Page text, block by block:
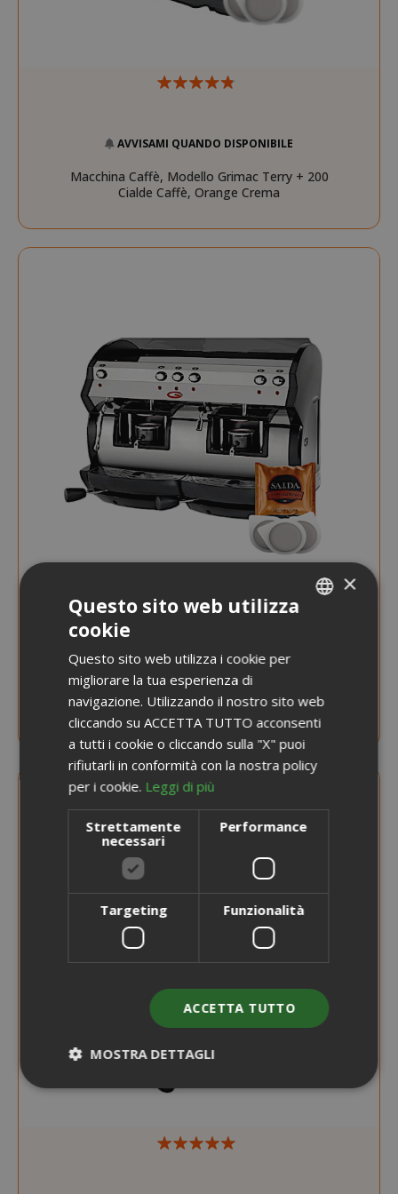
AVVISAMI QUANDO DISPONIBILE
Macchina Caffè, Modello Grimac Terry + 200
Cialde Caffè, Orange Crema
AVVISAMI QUANDO DISPONIBILE
Macchina Caffè, Dada Vapor Double 230V +
100 Cialde Ese, Orange crema
×
Questo sito web utilizza
cookie
Questo sito web utilizza i cookie per
migliorare la tua esperienza di
navigazione. Utilizzando il nostro sito web
cliccando su ACCETTA TUTTO acconsenti
a tutti i cookie o cliccando sulla "X" puoi
rifiutarli in conformità con la nostra policy
per i cookie. Leggi di più
Strettamente
necessari
Performance
Targeting Funzionalità
ACCETTA TUTTO
MOSTRA DETTAGLI
Targeting
Funzionalità